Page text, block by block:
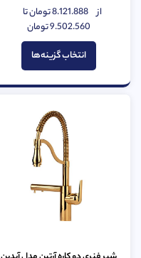
امتیاز
0
5
از 8.121.888تومانتا
9.502.560تومان
انتخاب گزینه‌ها